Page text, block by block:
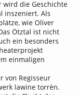
wird die Geschichte
inszeniert. Als
wie Oliver
Ötztal ist nicht
ein besonders
einmaligen
von Regisseur
lawine torrèn.